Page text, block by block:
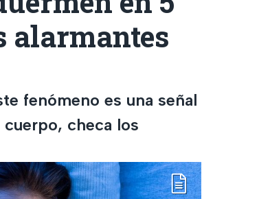
alarmantes
fenómeno es una señal
checa los